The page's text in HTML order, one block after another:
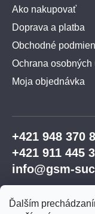
Ďalším
Ako nakupovať
Doprava a platba
Obchodné
Ochrana osobných
Moja objednávka
+421 948 370
+421 911 445
info@gsm-